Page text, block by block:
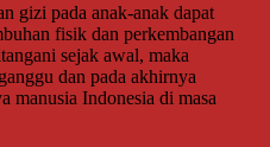
gizi pada anak-anak dapat
fisik dan perkembangan
sejak awal, maka
dan pada akhirnya
manusia Indonesia di masa